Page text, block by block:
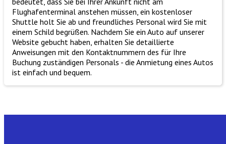
Flughafenterminal anstehen müssen, ein kostenloser
Shuttle holt Sie ab und freundliches Personal wird Sie mit
einem Schild begrüßen. Nachdem Sie ein Auto auf unserer
Website gebucht haben, erhalten Sie detaillierte
Anweisungen mit den Kontaktnummern des für Ihre
Buchung zuständigen Personals - die Anmietung eines Autos
ist einfach und bequem.